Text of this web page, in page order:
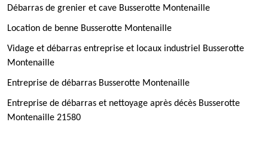
Débarras de grenier et cave Busserotte Montenaille
Location de benne Busserotte Montenaille
Vidage et débarras entreprise et locaux industriel Busserotte
Montenaille
Entreprise de débarras Busserotte Montenaille
Entreprise de débarras et nettoyage après décès Busserotte
Montenaille 21580